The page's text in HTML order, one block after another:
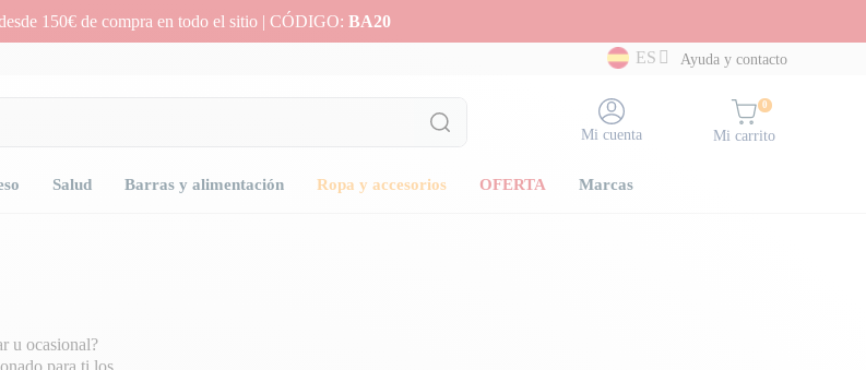
150€ de compra en todo el sitio | CÓDIGO: BA20
ES
Ayuda y contacto
Mi cuenta
0
Mi carrito
Salud Barras y alimentación Ropa y accesorios OFERTA Marcas
u ocasional?
para ti los